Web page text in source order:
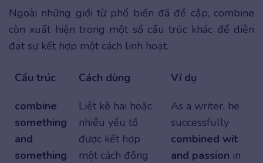
Ngoài những giới từ phổ biến đã đề cập, combine
còn xuất hiện trong một số cấu trúc khác để diễn
đạt sự kết hợp một cách linh hoạt.
Cấu trúc Cách dùng
Ví dụ
combine
something
and
something
Liệt kê hai hoặc
nhiều yếu tố
được kết hợp
một cách đồng
As a writer, he
successfully
combined wit
and passion in